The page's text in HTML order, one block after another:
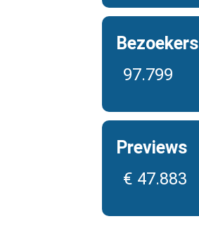
Bezoekers
97.799
Previews
€ 47.883